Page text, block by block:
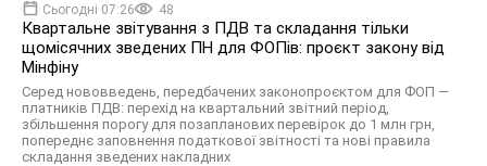
Сьогодні 07:26 48
Квартальне звітування з ПДВ та складання тільки
щомісячних зведених ПН для ФОПів: проєкт закону від
Мінфіну
Серед нововведень, передбачених законопроєктом для ФОП —
платників ПДВ: перехід на квартальний звітний період,
збільшення порогу для позапланових перевірок до 1 млн грн,
попереднє заповнення податкової звітності та нові правила
складання зведених накладних